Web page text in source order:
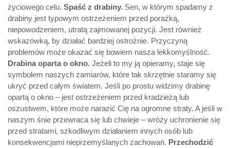
życiowego celu. Spaść z drabiny. Sen, w którym spadamy z
drabiny jest typowym ostrzeżeniem przed porażką,
niepowodzeniem, utratą zajmowanej pozycji. Jest również
wskazówką, by działać bardziej ostrożnie. Przyczyną
problemów może okazać się bowiem nasza lekkomyślność.
Drabina oparta o okno. Jeżeli to my ją opieramy, staje się
symbolem naszych zamiarów, które tak skrzętnie staramy się
ukryć przed całym światem. Jeśli po prostu widzimy drabinę
opartą o okno – jest ostrzeżeniem przed kradzieżą lub
oszustwem, które może narazić Cię na ogromne straty. A jeśli w
naszym śnie przewraca się lub chwieje – wróży uchronienie się
przed stratami, szkodliwym działaniem innych osób lub
konsekwencjami nieprzemyślanych zachowań. Przechodzić